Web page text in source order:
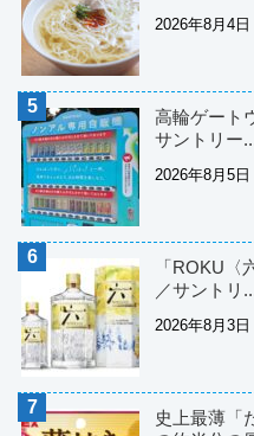
2026年8月4日
高輪ゲート
サントリー
2026年8月5日
「ROKU〈
／サントリ
2026年8月3日
史上最薄「